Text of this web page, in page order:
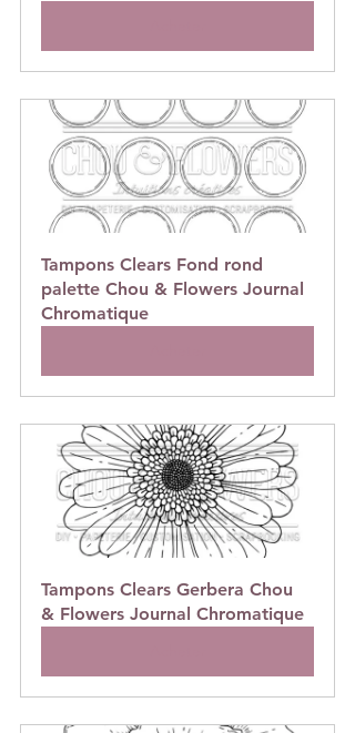
Tampons Clears Fond rond
palette Chou & Flowers Journal
Chromatique
Tampons Clears Gerbera Chou
& Flowers Journal Chromatique